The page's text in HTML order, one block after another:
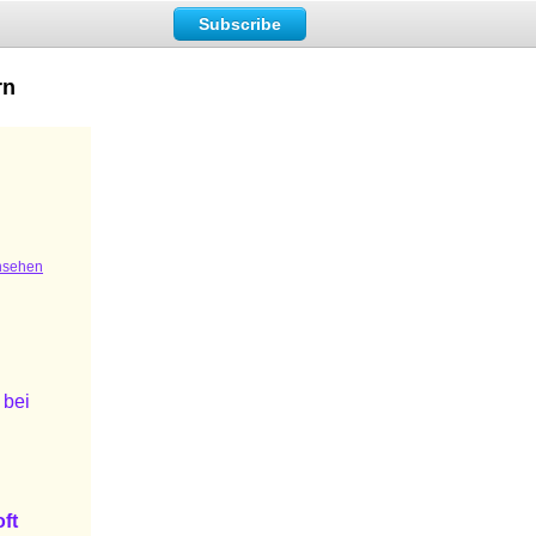
Subscribe